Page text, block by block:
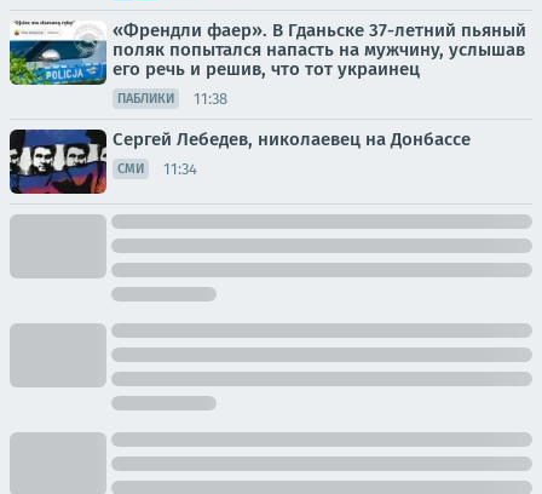
«Френдли фаер». В Гданьске 37-летний пьяный
поляк попытался напасть на мужчину, услышав
его речь и решив, что тот украинец
ПАБЛИКИ 11:38
Сергей Лебедев, николаевец на Донбассе
СМИ 11:34